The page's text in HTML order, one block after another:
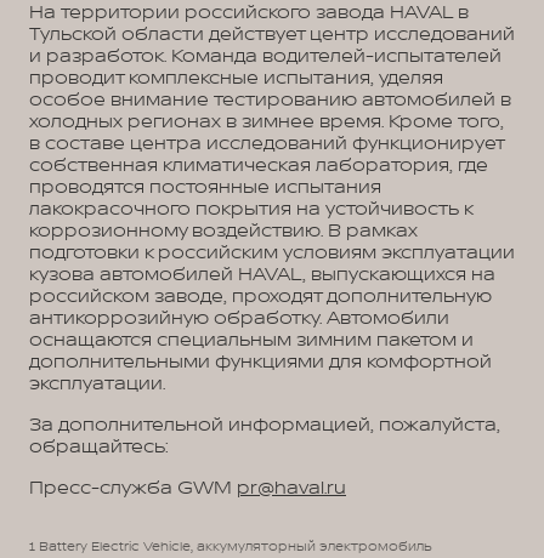
На территории российского завода HAVAL в
Тульской области действует центр исследований
и разработок. Команда водителей-испытателей
проводит комплексные испытания, уделяя
особое внимание тестированию автомобилей в
холодных регионах в зимнее время. Кроме того,
в составе центра исследований функционирует
собственная климатическая лаборатория, где
проводятся постоянные испытания
лакокрасочного покрытия на устойчивость к
коррозионному воздействию. В рамках
подготовки к российским условиям эксплуатации
кузова автомобилей HAVAL, выпускающихся на
российском заводе, проходят дополнительную
антикоррозийную обработку. Автомобили
оснащаются специальным зимним пакетом и
дополнительными функциями для комфортной
эксплуатации.
За дополнительной информацией, пожалуйста,
обращайтесь:
Пресс-служба GWM pr@haval.ru
1 Battery Electric Vehicle, аккумуляторный электромобиль